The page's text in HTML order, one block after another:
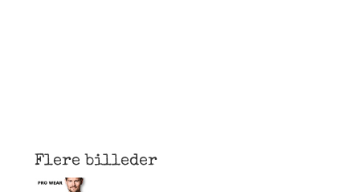
Flere billeder